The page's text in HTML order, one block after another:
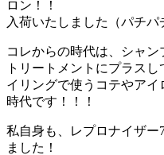
ロン！！
入荷いたしました（パチパ
コレからの時代は、シャ
トリートメントにプラス
イリングで使うコテやアイ
時代です！！！
私自身も、レプロナイザー
ました！